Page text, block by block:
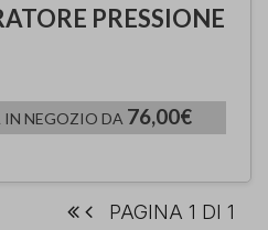
PRESSIONE
IN NEGOZIO DA 76,00€
PAGINA 1 DI 1